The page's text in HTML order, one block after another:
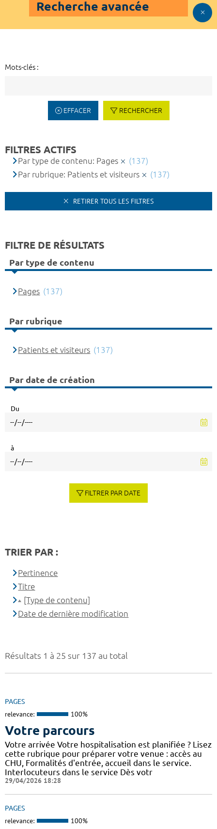
Recherche avancée
Mots-clés :
EFFACER RECHERCHER
Résultats 1 à 25 sur 137 au total
PAGES
relevance: 100%
Votre parcours
Votre arrivée Votre hospitalisation est planifiée ? Lisez
cette rubrique pour préparer votre venue : accès au
CHU, Formalités d'entrée, accueil dans le service.
Interlocuteurs dans le service Dès votr
29/04/2026 18:28
PAGES
relevance: 100%
FILTRES ACTIFS
Par type de contenu: Pages
(137)
Par rubrique: Patients et visiteurs
(137)
RETIRER TOUS LES FILTRES
FILTRE DE RÉSULTATS
Par type de contenu
Pages (137)
Par rubrique
Patients et visiteurs (137)
Par date de création
Du
à
FILTRER PAR DATE
TRIER PAR :
Pertinence
Titre
[Type de contenu]
Date de dernière modification